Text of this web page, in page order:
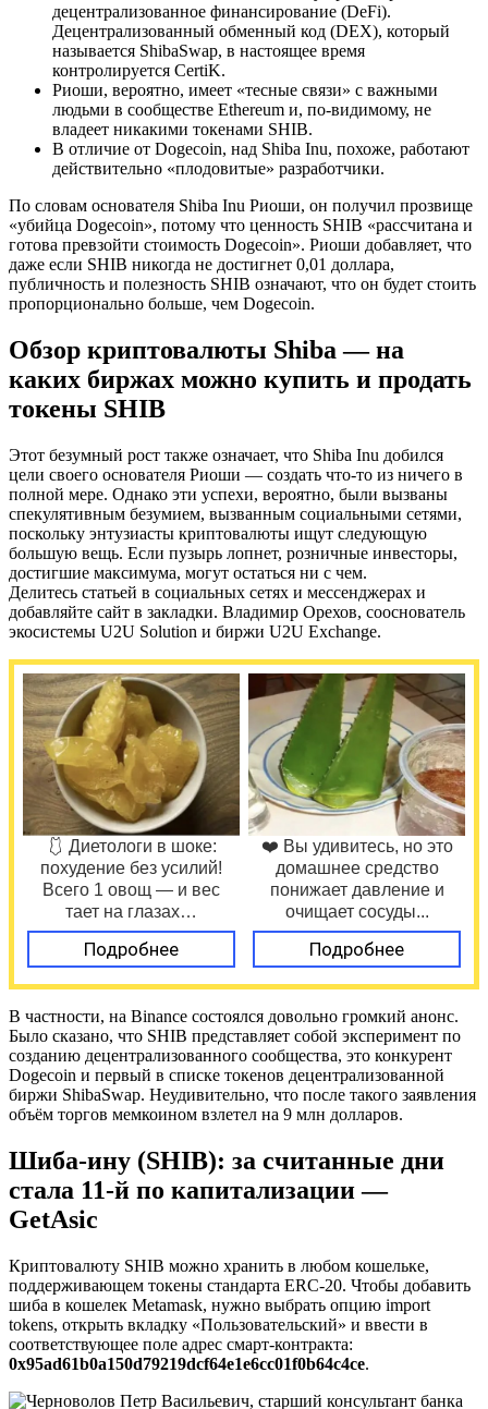
децентрализованное финансирование (DeFi).
Децентрализованный обменный код (DEX), который
называется ShibaSwap, в настоящее время
контролируется CertiK.
Риоши, вероятно, имеет «тесные связи» с важными
людьми в сообществе Ethereum и, по-видимому, не
владеет никакими токенами SHIB.
В отличие от Dogecoin, над Shiba Inu, похоже, работают
действительно «плодовитые» разработчики.
По словам основателя Shiba Inu Риоши, он получил прозвище
«убийца Dogecoin», потому что ценность SHIB «рассчитана и
готова превзойти стоимость Dogecoin». Риоши добавляет, что
даже если SHIB никогда не достигнет 0,01 доллара,
публичность и полезность SHIB означают, что он будет стоить
пропорционально больше, чем Dogecoin.
Обзор криптовалюты Shiba — на
каких биржах можно купить и продать
токены SHIB
Этот безумный рост также означает, что Shiba Inu добился
цели своего основателя Риоши — создать что-то из ничего в
полной мере. Однако эти успехи, вероятно, были вызваны
спекулятивным безумием, вызванным социальными сетями,
поскольку энтузиасты криптовалюты ищут следующую
большую вещь. Если пузырь лопнет, розничные инвесторы,
достигшие максимума, могут остаться ни с чем.
Делитесь статьей в социальных сетях и мессенджерах и
добавляйте сайт в закладки. Владимир Орехов, сооснователь
экосистемы U2U Solution и биржи U2U Exchange.
🩱 Диетологи в шоке:
похудение без усилий!
Всего 1 овощ — и вес
тает на глазах…
Подробнее
❤️ Вы удивитесь, но это
домашнее средство
понижает давление и
очищает сосуды...
Подробнее
В частности, на Binance состоялся довольно громкий анонс.
Было сказано, что SHIB представляет собой эксперимент по
созданию децентрализованного сообщества, это конкурент
Dogecoin и первый в списке токенов децентрализованной
биржи ShibaSwap. Неудивительно, что после такого заявления
объём торгов мемкоином взлетел на 9 млн долларов.
Шиба-ину (SHIB): за считанные дни
стала 11-й по капитализации —
GetAsic
Криптовалюту SHIB можно хранить в любом кошельке,
поддерживающем токены стандарта ERC-20. Чтобы добавить
шиба в кошелек Metamask, нужно выбрать опцию import
tokens, открыть вкладку «Пользовательский» и ввести в
соответствующее поле адрес смарт-контракта:
0x95ad61b0a150d79219dcf64e1e6cc01f0b64c4ce.